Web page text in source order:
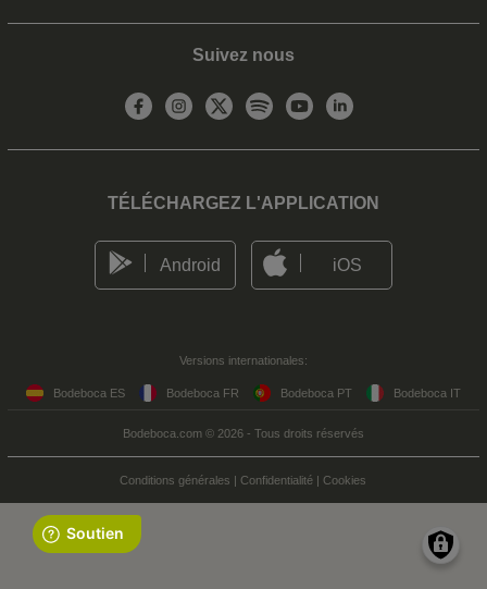
Suivez nous
TÉLÉCHARGEZ L'APPLICATION
Android iOS
Versions internationales:
Bodeboca ES Bodeboca FR Bodeboca PT Bodeboca IT
Bodeboca.com © 2026 - Tous droits réservés
Conditions générales | Confidentialité | Cookies